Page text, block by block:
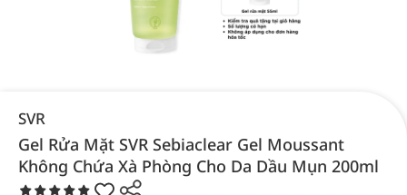
SVR
Gel Rửa Mặt SVR Sebiaclear Gel Moussant
Không Chứa Xà Phòng Cho Da Dầu Mụn 200ml